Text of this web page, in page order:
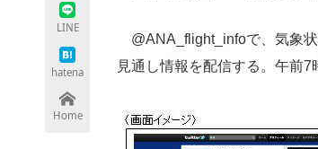
LINE
hatena
Home
@ANA_flight_infoで、気象
見通し情報を配信する。午前7